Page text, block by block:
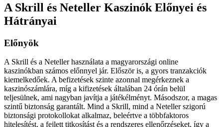
A Skrill és Neteller Kaszinók Előnyei és
Hátrányai
Előnyök
A Skrill és a Neteller használata a magyarországi online
kaszinókban számos előnnyel jár. Először is, a gyors tranzakciók
kiemelkedőek. A befizetések szinte azonnal megérkeznek a
kaszinószámlára, míg a kifizetések általában 24 órán belül
teljesülnek, ami nagyban javítja a játékélményt. Másodszor, a magas
szintű biztonság garantált. Mind a Skrill, mind a Neteller szigorú
biztonsági protokollokat alkalmaz, beleértve a többfaktoros
hitelesítést, a fejlett titkosítást és a rendszeres ellenőrzéseket, így a